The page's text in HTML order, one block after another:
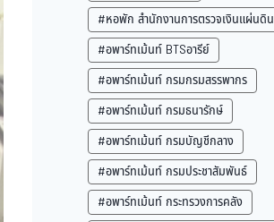
#หอพัก สำนักงานการตรวจเงินแผ่นดิน
#อพาร์ทเม้นท์ BTSอารีย์
#อพาร์ทเม้นท์ กรมกรมสรรพากร
#อพาร์ทเม้นท์ กรมธนารักษ์
#อพาร์ทเม้นท์ กรมบัญชีกลาง
#อพาร์ทเม้นท์ กรมประชาสัมพันธ์
#อพาร์ทเม้นท์ กระทรวงการคลัง